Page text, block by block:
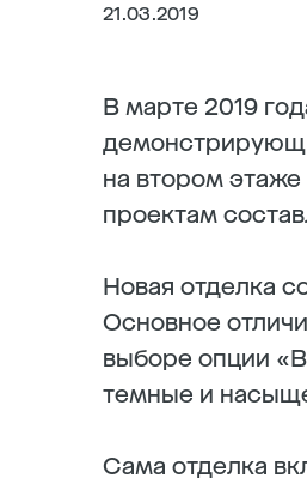
21.03.2019
В марте 2019
на втором этаже
проектам
Новая отделка
Основное
выборе опции
темные и
Сама отделка